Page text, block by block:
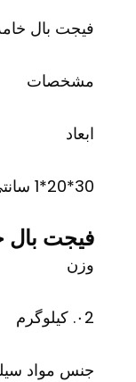
فیجت بال
مشخصات
ابعاد
30*20*1 سانتی متر
فیجت
وزن
۰2. کیلوگرم
جنس مواد